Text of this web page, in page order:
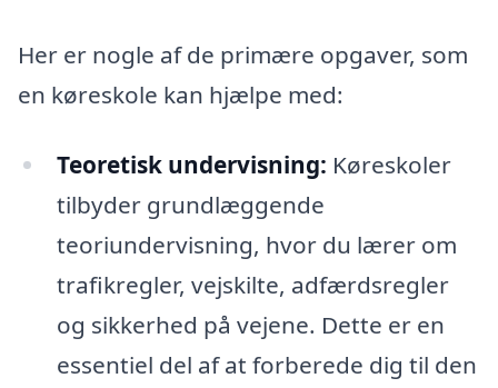
Her er nogle af de primære opgaver, som
en køreskole kan hjælpe med:
Teoretisk undervisning: Køreskoler
tilbyder grundlæggende
teoriundervisning, hvor du lærer om
trafikregler, vejskilte, adfærdsregler
og sikkerhed på vejene. Dette er en
essentiel del af at forberede dig til den